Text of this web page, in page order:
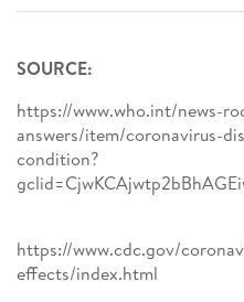
SOURCE:
https://www.who.int/news-
answers/item/coronavirus-
condition?
https://www.cdc.gov/
effects/index.html